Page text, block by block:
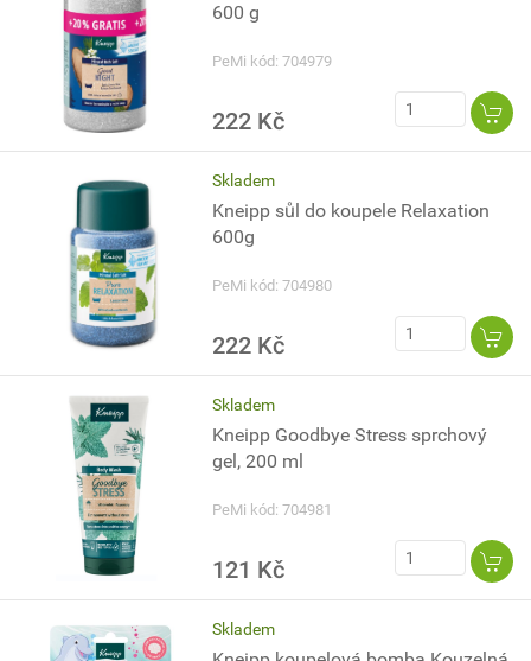
600 g
PeMi kód: 704979
222 Kč
Skladem
Kneipp sůl do koupele Relaxation
600g
PeMi kód: 704980
222 Kč
Skladem
Kneipp Goodbye Stress sprchový
gel, 200 ml
PeMi kód: 704981
121 Kč
Skladem